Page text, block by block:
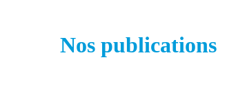
Nos publications